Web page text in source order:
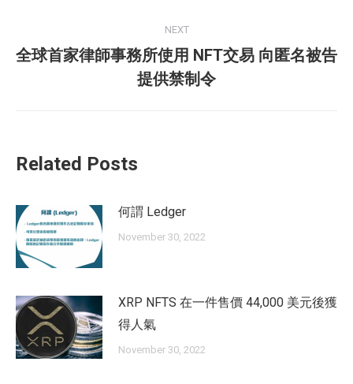
NEXT
Next
post:
全球首家律師事務所使用 NFT交易 向匿名被告
提供禁制令
Related Posts
何謂 Ledger
November 30, 2022
XRP NFTS 在一件售價 44,000 美元後獲
得人氣
November 30, 2022